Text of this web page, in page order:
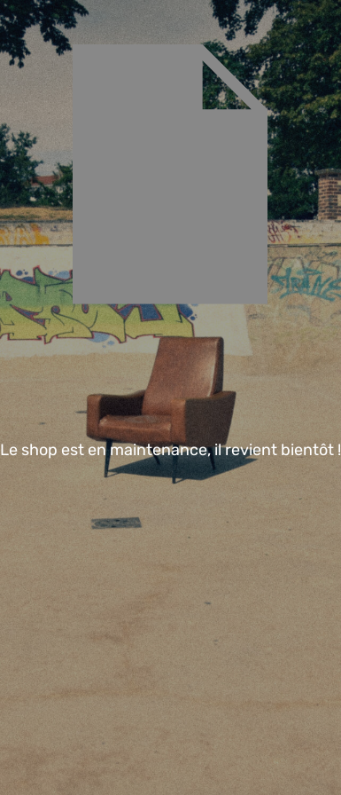
Le shop est en maintenance, il revient bientôt !